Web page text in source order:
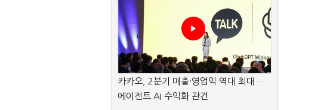
카카오, 2분기 매출·영업익 역대 최대…
에이전트 AI 수익화 관건